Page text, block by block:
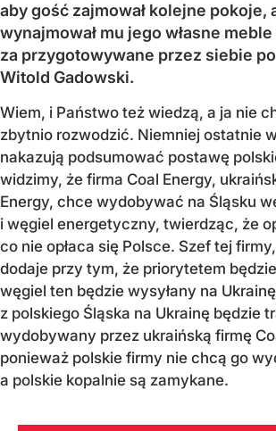
aby gość zajmował kolejne pokoje,
wynajmował mu jego własne meble
za przygotowywane przez siebie
Witold Gadowski.
Wiem, i Państwo też wiedzą, a ja nie
zbytnio rozwodzić. Niemniej ostatnie
nakazują podsumować postawę
widzimy, że firma Coal Energy,
Energy, chce wydobywać na Śląsku
i węgiel energetyczny, twierdząc, że
co nie opłaca się Polsce. Szef tej
dodaje przy tym, że priorytetem
węgiel ten będzie wysyłany na
z polskiego Śląska na Ukrainę będzie
wydobywany przez ukraińską firmę
ponieważ polskie firmy nie chcą go
a polskie kopalnie są zamykane.